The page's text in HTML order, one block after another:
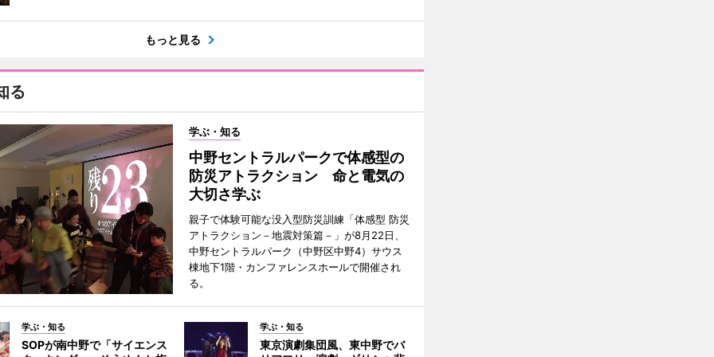
もっと見る
る
学ぶ・知る
中野セントラルパークで体感型の
防災アトラクション 命と電気の
大切さ学ぶ
親子で体験可能な没入型防災訓練「体感型 防災
アトラクション－地震対策篇－」が8月22日、
中野セントラルパーク（中野区中野4）サウス
棟地下1階・カンファレンスホールで開催され
る。
学ぶ・知る
SOPが南中野で「サイエンス
学ぶ・知る
東京演劇集団風、東中野でバ